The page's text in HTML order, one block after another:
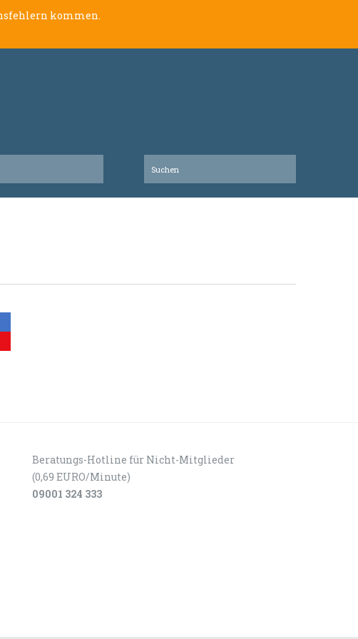
kommen.
Beratungs-Hotline für Nicht-Mitglieder
(0,69 EURO/Minute)
09001 324 333